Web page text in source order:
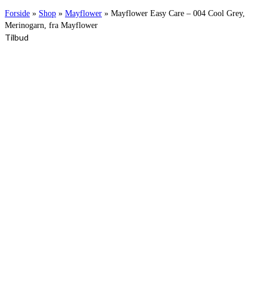
Forside » Shop » Mayflower » Mayflower Easy Care – 004 Cool Grey,
Merinogarn, fra Mayflower
Tilbud